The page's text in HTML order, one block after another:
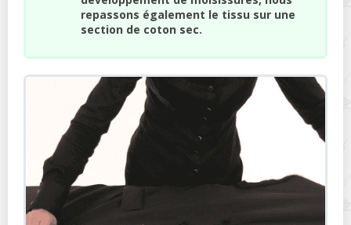
repassons également le tissu sur une
section de coton sec.